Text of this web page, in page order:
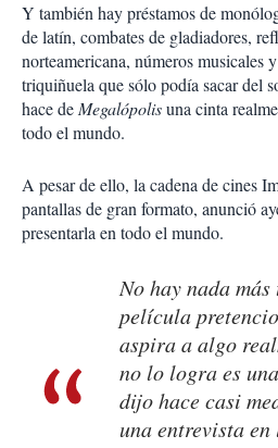
Y también hay préstamos de
de latín, combates de gladiadores,
norteamericana, números musicales
triquiñuela que sólo podía sacar del
hace deMegalópolisuna cinta
todo el mundo.
A pesar de ello, la cadena de cines
pantallas de gran formato, anunció
presentarla en todo el mundo.
No hay nada
película
aspira a algo
no lo logra es
dijo hace casi
una entrevista